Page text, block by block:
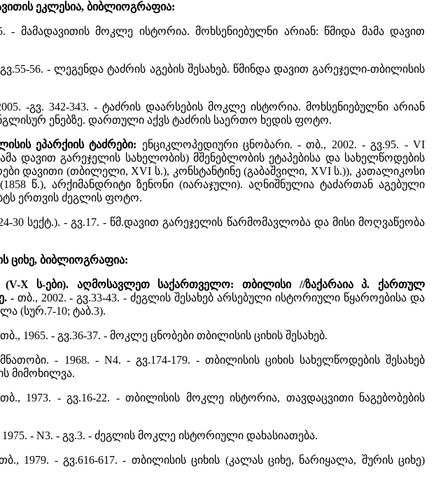
ეკლესია, ბიბლიოგრაფია:
- მამადავითის მოკლე ისტორია. მოხსენიებულნი არიან: წმიდა მამა დავით
56. - ლეგენდა ტაძრის აგების შესახებ. წმინდა დავით გარეჯელი-თბილისის
-გვ. 342-343. - ტაძრის დაარსების მოკლე ისტორია. მოხსენიებულნი არიან
ენებზე. დართული აქვს ტაძრის საერთო ხედის ფოტო.
ეპარქიის ტაძრები: ენციკლოპედიური ცნობარი. - თბ., 2002. - გვ.95. - VI
დავით გარეჯელის სახელობის) მშენებლობის ეტაპებისა და სახელწოდების
დავითი (თბილელი, XVI ს.), კონსტანტინე (გაბაშვილი, XVI ს.)), კათალიკოსი
წ.), არქიმანდრიტი ზენონი (იარაჯული). აღნიშნულია ტაძართან აგებული
ერთვის ძეგლის ფოტო.
30 სექტ.). - გვ.17. - წმ.დავით გარეჯელის წარმომავლობა და მისი მოღვაწეობა
ციხე, ბიბლიოგრაფია:
(V-X ს-ები). აღმოსავლეთ საქართველო: თბილისი //ზაქარაია პ. ქართულ
- თბ., 2002. - გვ.33-43. - ძეგლის შესახებ არსებული ისტორიული წყაროებისა და
(სურ.7-10; ტაბ.3).
1965. - გვ.36-37. - მოკლე ცნობები თბილისის ციხის შესახებ.
- 1968. - N4. - გვ.174-179. - თბილისის ციხის სახელწოდების შესახებ
მიმოხილვა.
1973. - გვ.16-22. - თბილისის მოკლე ისტორია, თავდაცვითი ნაგებობების
- N3. - გვ.3. - ძეგლის მოკლე ისტორიული დახასიათება.
1979. - გვ.616-617. - თბილისის ციხის (კალას ციხე, ნარიყალა, შურის ციხე)